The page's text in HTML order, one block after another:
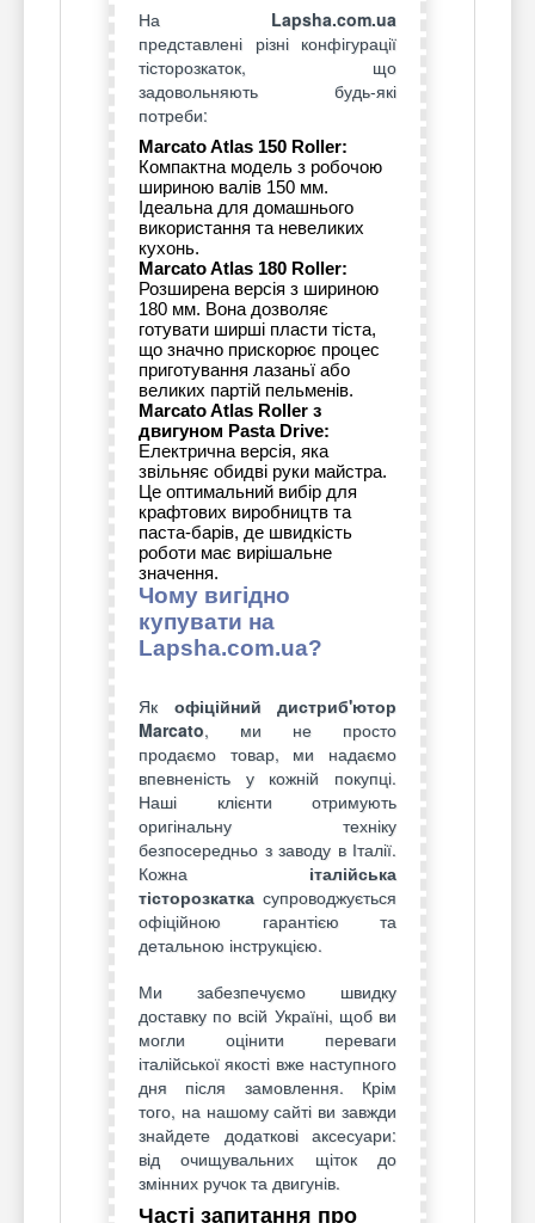
На Lapsha.com.ua
представлені різні конфігурації
тісторозкаток, що
задовольняють будь-які
потреби:
Marcato Atlas 150 Roller:
Компактна модель з робочою
шириною валів 150 мм.
Ідеальна для домашнього
використання та невеликих
кухонь.
Marcato Atlas 180 Roller:
Розширена версія з шириною
180 мм. Вона дозволяє
готувати ширші пласти тіста,
що значно прискорює процес
приготування лазаньї або
великих партій пельменів.
Marcato Atlas Roller з
двигуном Pasta Drive:
Електрична версія, яка
звільняє обидві руки майстра.
Це оптимальний вибір для
крафтових виробництв та
паста-барів, де швидкість
роботи має вирішальне
значення.
Чому вигідно
купувати на
Lapsha.com.ua?
Як офіційний дистриб'ютор
Marcato, ми не просто
продаємо товар, ми надаємо
впевненість у кожній покупці.
Наші клієнти отримують
оригінальну техніку
безпосередньо з заводу в Італії.
Кожна італійська
тісторозкатка супроводжується
офіційною гарантією та
детальною інструкцією.
Ми забезпечуємо швидку
доставку по всій Україні, щоб ви
могли оцінити переваги
італійської якості вже наступного
дня після замовлення. Крім
того, на нашому сайті ви завжди
знайдете додаткові аксесуари:
від очищувальних щіток до
змінних ручок та двигунів.
Часті запитання про